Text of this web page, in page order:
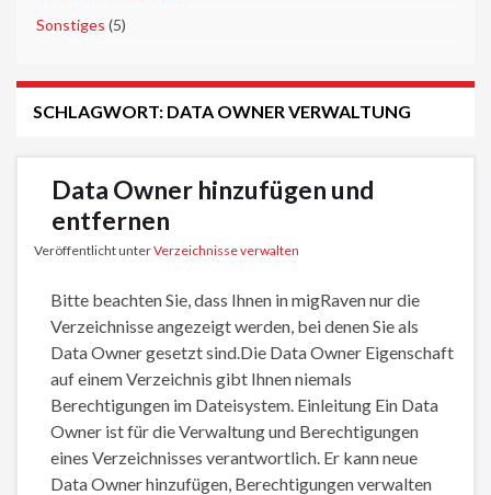
Sonstiges (5)
SCHLAGWORT: DATA OWNER VERWALTUNG
Data Owner hinzufügen und
entfernen
Veröffentlicht unterVerzeichnisse verwalten
Bitte beachten Sie, dass Ihnen in migRaven nur die
Verzeichnisse angezeigt werden, bei denen Sie als
Data Owner gesetzt sind.Die Data Owner Eigenschaft
auf einem Verzeichnis gibt Ihnen niemals
Berechtigungen im Dateisystem. Einleitung Ein Data
Owner ist für die Verwaltung und Berechtigungen
eines Verzeichnisses verantwortlich. Er kann neue
Data Owner hinzufügen, Berechtigungen verwalten